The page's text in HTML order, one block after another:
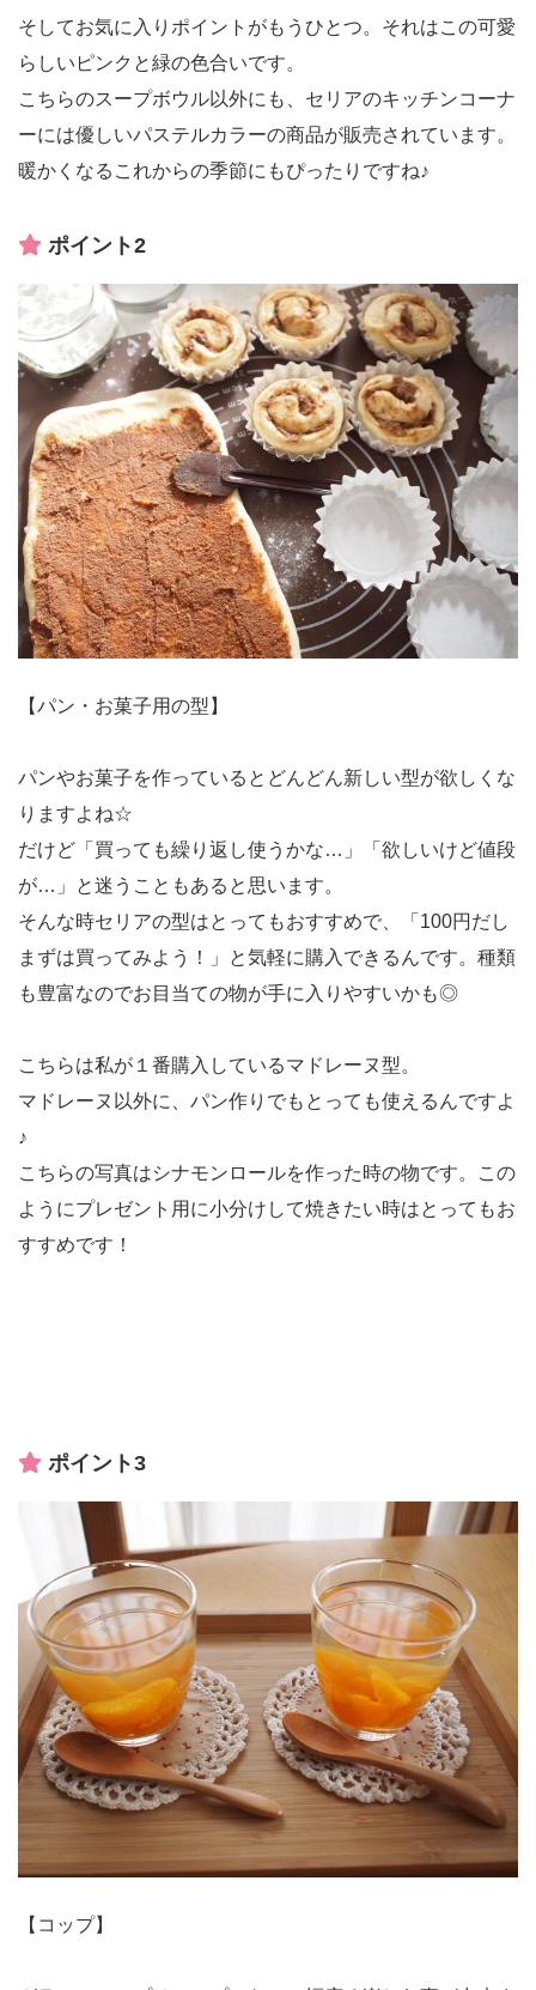
そしてお気に入りポイントがもうひとつ。それはこの可愛
らしいピンクと緑の色合いです。
こちらのスープボウル以外にも、セリアのキッチンコーナ
ーには優しいパステルカラーの商品が販売されています。
暖かくなるこれからの季節にもぴったりですね♪
ポイント2
【パン・お菓子用の型】
パンやお菓子を作っているとどんどん新しい型が欲しくな
りますよね☆
だけど「買っても繰り返し使うかな…」「欲しいけど値段
が…」と迷うこともあると思います。
そんな時セリアの型はとってもおすすめで、「100円だし
まずは買ってみよう！」と気軽に購入できるんです。種類
も豊富なのでお目当ての物が手に入りやすいかも◎
こちらは私が１番購入しているマドレーヌ型。
マドレーヌ以外に、パン作りでもとっても使えるんですよ
♪
こちらの写真はシナモンロールを作った時の物です。この
ようにプレゼント用に小分けして焼きたい時はとってもお
すすめです！
ポイント3
【コップ】